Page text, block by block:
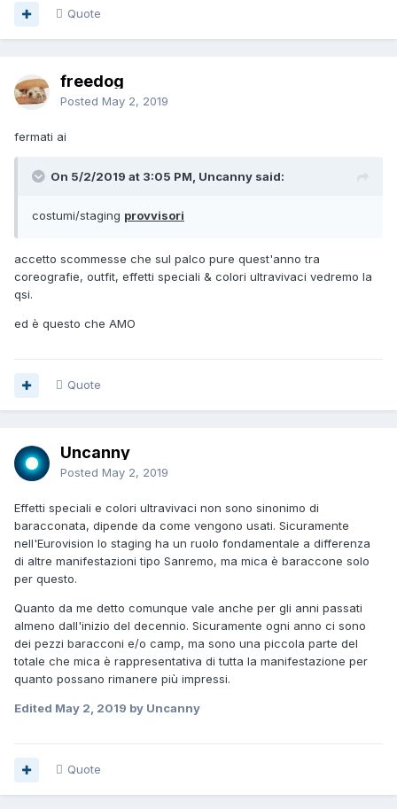
Quote
freedog
Posted May 2, 2019
fermati ai
On 5/2/2019 at 3:05 PM, Uncanny said:
costumi/staging provvisori
accetto scommesse che sul palco pure quest'anno tra
coreografie, outfit, effetti speciali & colori ultravivaci vedremo la
qsi.
ed è questo che AMO
Quote
Uncanny
Posted May 2, 2019
Effetti speciali e colori ultravivaci non sono sinonimo di
baracconata, dipende da come vengono usati. Sicuramente
nell'Eurovision lo staging ha un ruolo fondamentale a differenza
di altre manifestazioni tipo Sanremo, ma mica è baraccone solo
per questo.
Quanto da me detto comunque vale anche per gli anni passati
almeno dall'inizio del decennio. Sicuramente ogni anno ci sono
dei pezzi baracconi e/o camp, ma sono una piccola parte del
totale che mica è rappresentativa di tutta la manifestazione per
quanto possano rimanere più impressi.
Edited May 2, 2019 by Uncanny
Quote